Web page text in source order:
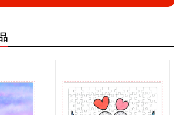
えるような眼差しは] -Version1.
凛々風 猛 -リリカゼタケル
d/fMWTZVg
グ <デザイン画集:BEST版>
成＞ 凛々風 猛 -リリカゼタケル